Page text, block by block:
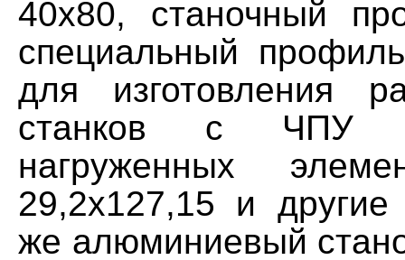
40х80, станочный
специальный
для изготовления
станков с ЧПУ
нагруженных
29,2х127,15 и
же алюминиевый